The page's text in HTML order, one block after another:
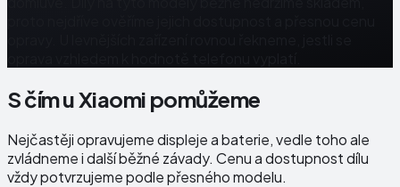
S čím u Xiaomi pomůžeme
Nejčastěji opravujeme displeje a baterie, vedle toho ale
zvládneme i další běžné závady. Cenu a dostupnost dílu
vždy potvrzujeme podle přesného modelu.